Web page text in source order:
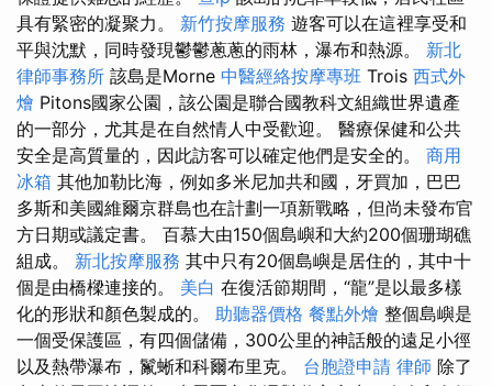
具有緊密的凝聚力。 新竹按摩服務 遊客可以在這裡享受和
平與沈默，同時發現鬱鬱蔥蔥的雨林，瀑布和熱源。 新北
律師事務所 該島是Morne 中醫經絡按摩專班 Trois 西式外
燴 Pitons國家公園，該公園是聯合國教科文組織世界遺產
的一部分，尤其是在自然情人中受歡迎。 醫療保健和公共
安全是高質量的，因此訪客可以確定他們是安全的。 商用
冰箱 其他加勒比海，例如多米尼加共和國，牙買加，巴巴
多斯和美國維爾京群島也在計劃一項新戰略，但尚未發布官
方日期或議定書。 百慕大由150個島嶼和大約200個珊瑚礁
組成。 新北按摩服務 其中只有20個島嶼是居住的，其中十
個是由橋樑連接的。 美白 在復活節期間，“龍”是以最多樣
化的形狀和顏色製成的。 助聽器價格 餐點外燴 整個島嶼是
一個受保護區，有四個儲備，300公里的神話般的遠足小徑
以及熱帶瀑布，鬣蜥和科爾布里克。 台胞證申請 律師 除了